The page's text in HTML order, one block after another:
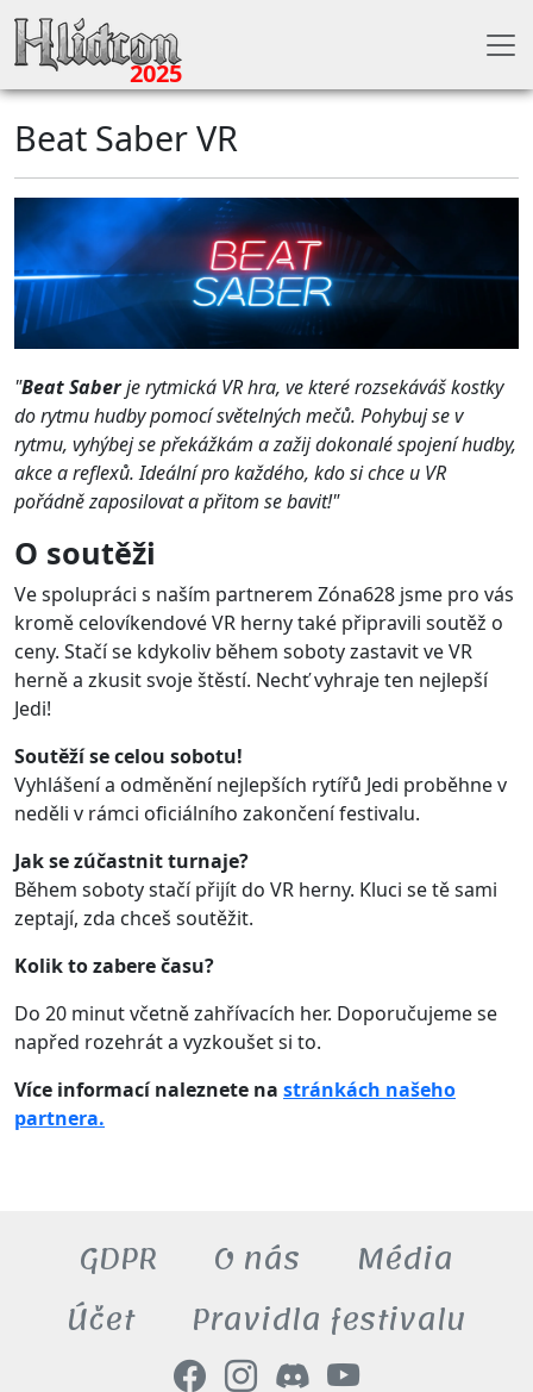
2025
Beat Saber VR
"Beat Saberje rytmická VR hra, ve které rozsekáváš kostky
do rytmu hudby pomocí světelných mečů. Pohybuj se v
rytmu, vyhýbej se překážkám a zažij dokonalé spojení hudby,
akce a reflexů. Ideální pro každého, kdo si chce u VR
pořádně zaposilovat a přitom se bavit!"
O soutěži
Ve spolupráci s naším partnerem Zóna628 jsme pro vás
kromě celovíkendové VR herny také připravili soutěž o
ceny. Stačí se kdykoliv během soboty zastavit ve VR
herně a zkusit svoje štěstí. Nechť vyhraje ten nejlepší
Jedi!
Soutěží se celou sobotu!
Vyhlášení a odměnění nejlepších rytířů Jedi proběhne v
neděli v rámci oficiálního zakončení festivalu.
Jak se zúčastnit turnaje?
Během soboty stačí přijít do VR herny. Kluci se tě sami
zeptají, zda chceš soutěžit.
Kolik to zabere času?
Do 20 minut včetně zahřívacích her. Doporučujeme se
napřed rozehrát a vyzkoušet si to.
Více informací naleznete na stránkách našeho
partnera.
GDPR O nás
Média
Účet
Pravidla festivalu